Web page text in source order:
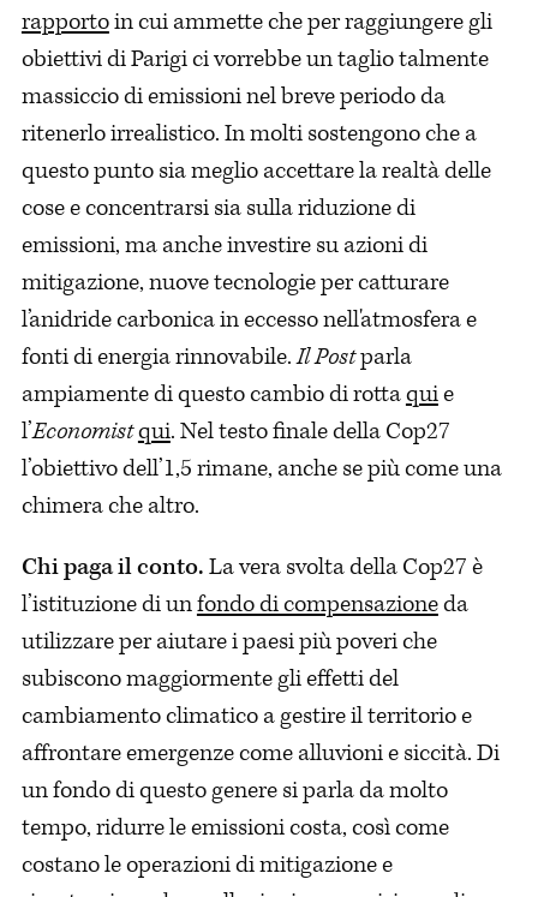
rapportoin cui ammette che per raggiungere gli
obiettivi di Parigi ci vorrebbe un taglio talmente
massiccio di emissioni nel breve periodo da
ritenerlo irrealistico. In molti sostengono che a
questo punto sia meglio accettare la realtà delle
cose e concentrarsi sia sulla riduzione di
emissioni, ma anche investire su azioni di
mitigazione, nuove tecnologie per catturare
l’anidride carbonica in eccesso nell'atmosfera e
fonti di energia rinnovabile.Il Postparla
ampiamente di questo cambio di rottaquie
l’Economistqui. Nel testo finale della Cop27
l’obiettivo dell’1,5 rimane, anche se più come una
chimera che altro.
Chi paga il conto.La vera svolta della Cop27 è
l’istituzione di unfondo di compensazioneda
utilizzare per aiutare i paesi più poveri che
subiscono maggiormente gli effetti del
cambiamento climatico a gestire il territorio e
affrontare emergenze come alluvioni e siccità. Di
un fondo di questo genere si parla da molto
tempo, ridurre le emissioni costa, così come
costano le operazioni di mitigazione e